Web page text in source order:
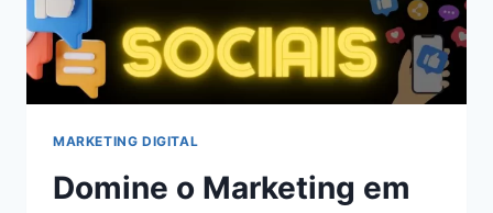
MARKETING DIGITAL
Domine o Marketing em